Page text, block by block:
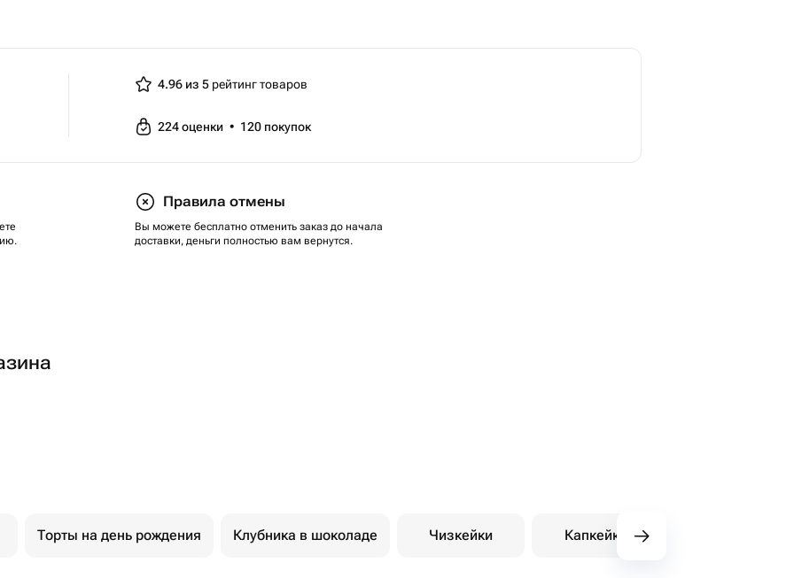
4.96 из 5 рейтинг товаров
224оценки • 120 покупок
Правила отмены
Вы можете бесплатно отменить заказ до начала
доставки, деньги полностью вам вернутся.
Торты на день рождения Клубника в шоколаде Чизкейки Капкейки